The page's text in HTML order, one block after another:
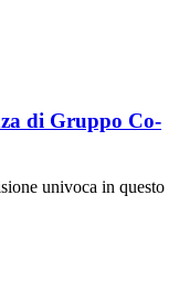
di Gruppo Co-
univoca in questo